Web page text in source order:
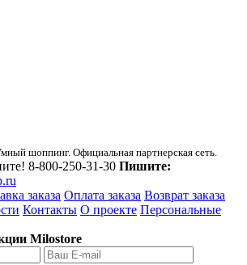
шоппинг. Официальная партнерская сеть.
8-800-250-31-30 Пишите:
заказа Оплата заказа Возврат заказа
Контакты О проекте Персональные
Milostore